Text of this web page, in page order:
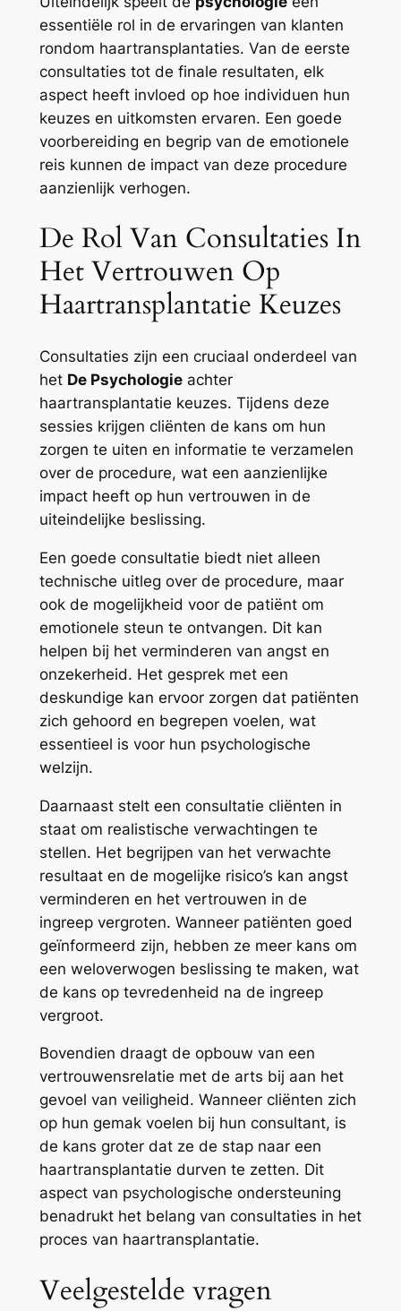
essentiële rol in de ervaringen van klanten
rondom haartransplantaties. Van de eerste
consultaties tot de finale resultaten, elk
aspect heeft invloed op hoe individuen hun
keuzes en uitkomsten ervaren. Een goede
voorbereiding en begrip van de emotionele
reis kunnen de impact van deze procedure
aanzienlijk verhogen.
De Rol Van Consultaties In
Het Vertrouwen Op
Haartransplantatie Keuzes
Consultaties zijn een cruciaal onderdeel van
het De Psychologieachter
haartransplantatie keuzes. Tijdens deze
sessies krijgen cliënten de kans om hun
zorgen te uiten en informatie te verzamelen
over de procedure, wat een aanzienlijke
impact heeft op hun vertrouwen in de
uiteindelijke beslissing.
Een goede consultatie biedt niet alleen
technische uitleg over de procedure, maar
ook de mogelijkheid voor de patiënt om
emotionele steun te ontvangen. Dit kan
helpen bij het verminderen van angst en
onzekerheid. Het gesprek met een
deskundige kan ervoor zorgen dat patiënten
zich gehoord en begrepen voelen, wat
essentieel is voor hun psychologische
welzijn.
Daarnaast stelt een consultatie cliënten in
staat om realistische verwachtingen te
stellen. Het begrijpen van het verwachte
resultaat en de mogelijke risico’s kan angst
verminderen en het vertrouwen in de
ingreep vergroten. Wanneer patiënten goed
geïnformeerd zijn, hebben ze meer kans om
een weloverwogen beslissing te maken, wat
de kans op tevredenheid na de ingreep
vergroot.
Bovendien draagt de opbouw van een
vertrouwensrelatie met de arts bij aan het
gevoel van veiligheid. Wanneer cliënten zich
op hun gemak voelen bij hun consultant, is
de kans groter dat ze de stap naar een
haartransplantatie durven te zetten. Dit
aspect van psychologische ondersteuning
benadrukt het belang van consultaties in het
proces van haartransplantatie.
Veelgestelde vragen